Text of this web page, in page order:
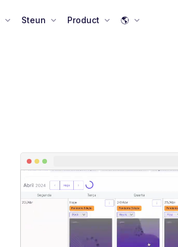
Steun Product 🌎